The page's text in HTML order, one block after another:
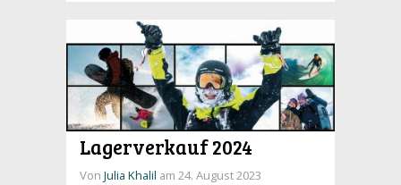
Lagerverkauf 2024
Von Julia Khalil am 24. August 2023